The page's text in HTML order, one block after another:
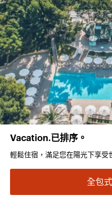
Vacation.已排序。
輕鬆住宿，滿足您在陽光下享受
全包